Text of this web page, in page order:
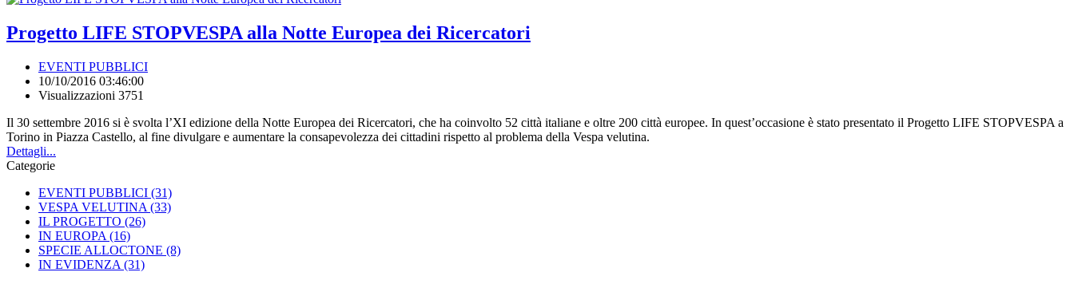
Progetto LIFE STOPVESPA alla Notte Europea dei Ricercatori
EVENTI PUBBLICI
10/10/2016 03:46:00
Visualizzazioni 3751
Il 30 settembre 2016 si è svolta l’XI edizione della Notte Europea dei Ricercatori, che ha coinvolto 52 città italiane e oltre 200 città europee. In quest’occasione è stato presentato il Progetto LIFE STOPVESPA a
Torino in Piazza Castello, al fine divulgare e aumentare la consapevolezza dei cittadini rispetto al problema della Vespa velutina.
Dettagli...
Categorie
EVENTI PUBBLICI (31)
VESPA VELUTINA (33)
IL PROGETTO (26)
IN EUROPA (16)
SPECIE ALLOCTONE (8)
IN EVIDENZA (31)